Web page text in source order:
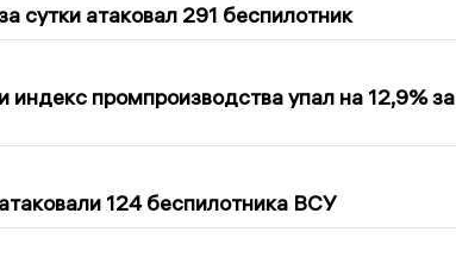
сутки атаковал 291 беспилотник
индекс промпроизводства упал на 12,9% за
124 беспилотника ВСУ